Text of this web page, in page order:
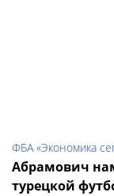
ФБА «Экономика
Абрамович
турецкой